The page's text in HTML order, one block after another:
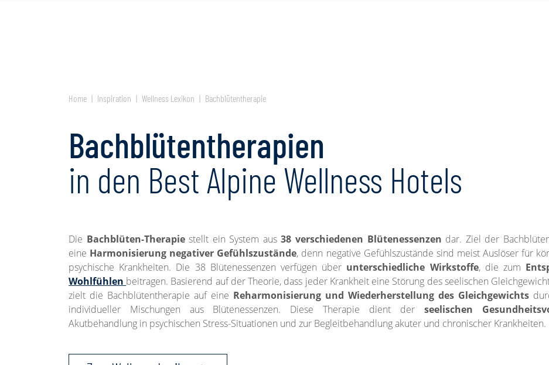
Home Inspiration Wellness Lexikon Bachblütentherapie
Bachblütentherapien
in den Best Alpine Wellness Hotels
Die Bachblüten-Therapiestellt ein System aus38 verschiedenen Blütenessenzen dar. Ziel der
eine Harmonisierung negativer Gefühlszustände, denn negative Gefühlszustände sind meist Auslöser für
psychische Krankheiten. Die 38 Blütenessenzen verfügen über unterschiedliche Wirkstoffe, die zum
Wohlfühlen beitragen. Basierend auf der Theorie, dass jeder Krankheit eine Störung des seelischen
zielt die Bachblütentherapie auf eine Reharmonisierung und Wiederherstellung des Gleichgewichts
individueller Mischungen aus Blütenessenzen. Diese Therapie dient der seelischen
Akutbehandlung in psychischen Stress-Situationen und zur Begleitbehandlung akuter und chronischer Krankheiten.